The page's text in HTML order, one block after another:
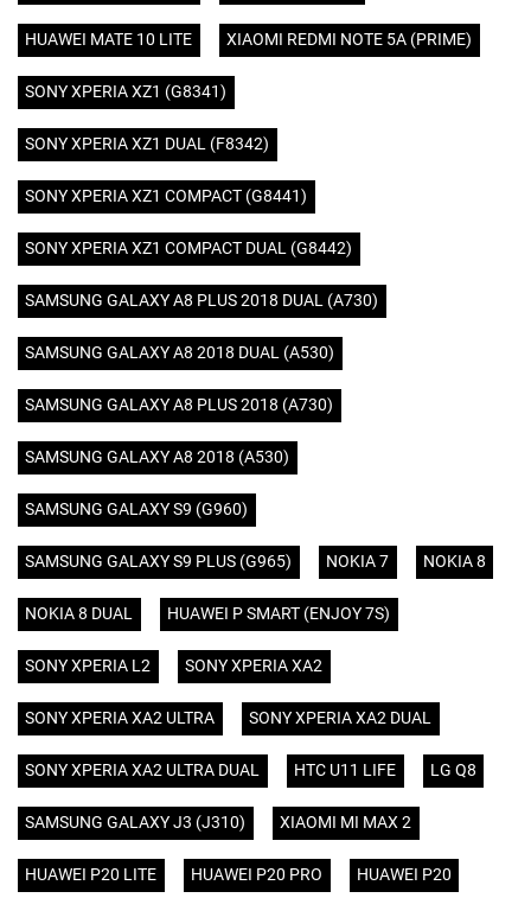
HUAWEI MATE 10 LITE XIAOMI REDMI NOTE 5A (PRIME)
SONY XPERIA XZ1 (G8341)
SONY XPERIA XZ1 DUAL (F8342)
SONY XPERIA XZ1 COMPACT (G8441)
SONY XPERIA XZ1 COMPACT DUAL (G8442)
SAMSUNG GALAXY A8 PLUS 2018 DUAL (A730)
SAMSUNG GALAXY A8 2018 DUAL (A530)
SAMSUNG GALAXY A8 PLUS 2018 (A730)
SAMSUNG GALAXY A8 2018 (A530)
SAMSUNG GALAXY S9 (G960)
SAMSUNG GALAXY S9 PLUS (G965) NOKIA 7 NOKIA 8
NOKIA 8 DUAL HUAWEI P SMART (ENJOY 7S)
SONY XPERIA L2 SONY XPERIA XA2
SONY XPERIA XA2 ULTRA SONY XPERIA XA2 DUAL
SONY XPERIA XA2 ULTRA DUAL HTC U11 LIFE LG Q8
SAMSUNG GALAXY J3 (J310) XIAOMI MI MAX 2
HUAWEI P20 LITE HUAWEI P20 PRO HUAWEI P20